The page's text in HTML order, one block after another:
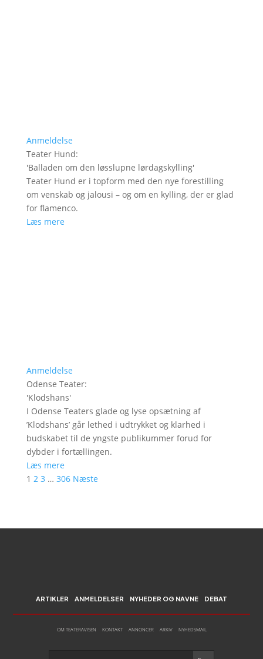
Anmeldelse
Teater Hund:
'Balladen om den løsslupne lørdagskylling'
Teater Hund er i topform med den nye forestilling
om venskab og jalousi – og om en kylling, der er glad
for flamenco.
Læs mere
Anmeldelse
Odense Teater:
'Klodshans'
I Odense Teaters glade og lyse opsætning af
’Klodshans’ går lethed i udtrykket og klarhed i
budskabet til de yngste publikummer forud for
dybder i fortællingen.
Læs mere
1 2 3 … 306 Næste
ARTIKLER ANMELDELSER NYHEDER OG NAVNE DEBAT
OM TEATERAVISEN KONTAKT ANNONCER ARKIV NYHEDSMAIL